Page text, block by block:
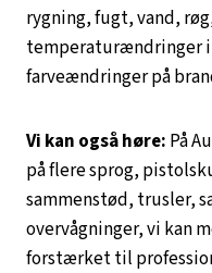
rygning, fugt, vand,
temperaturændringer
farveændringer på
Vi kan også høre: På
på flere sprog,
sammenstød, trusler,
overvågninger, vi kan
forstærket til